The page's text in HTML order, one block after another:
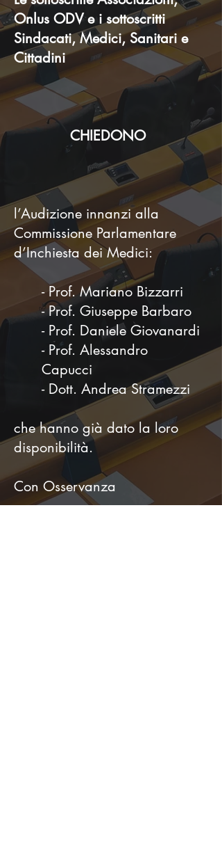
Onlus ODV e i sottoscritti
Sindacati, Medici, Sanitari e
Cittadini
CHIEDONO
l’Audizione innanzi alla
Commissione Parlamentare
d’Inchiesta dei Medici:
- Prof. Mariano Bizzarri
- Prof. Giuseppe Barbaro
- Prof. Daniele Giovanardi
- Prof. Alessandro
Capucci
- Dott. Andrea Stramezzi
che hanno già dato la loro
disponibilità.
Con Osservanza